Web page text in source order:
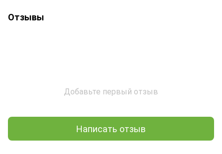
Отзывы
Добавьте первый отзыв
Написать отзыв